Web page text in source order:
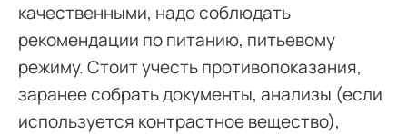
качественными, надо соблюдать
рекомендации по питанию, питьевому
режиму. Стоит учесть противопоказания,
заранее собрать документы, анализы (если
используется контрастное вещество),